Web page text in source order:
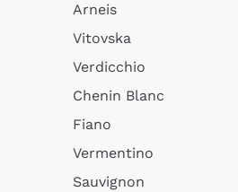
Arneis
Vitovska
Verdicchio
Chenin Blanc
Fiano
Vermentino
Sauvignon